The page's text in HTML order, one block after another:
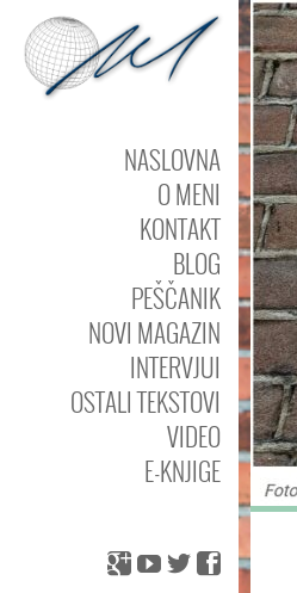
NASLOVNA
O MENI
KONTAKT
BLOG
PEŠČANIK
NOVI MAGAZIN
INTERVJUI
OSTALI TEKSTOVI
VIDEO
E-KNJIGE